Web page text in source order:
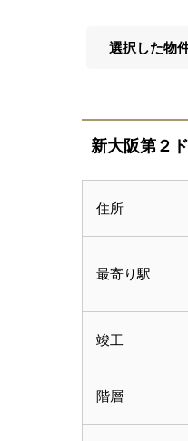
選択した物
新大阪第２
住所
最寄り駅
竣工
階層